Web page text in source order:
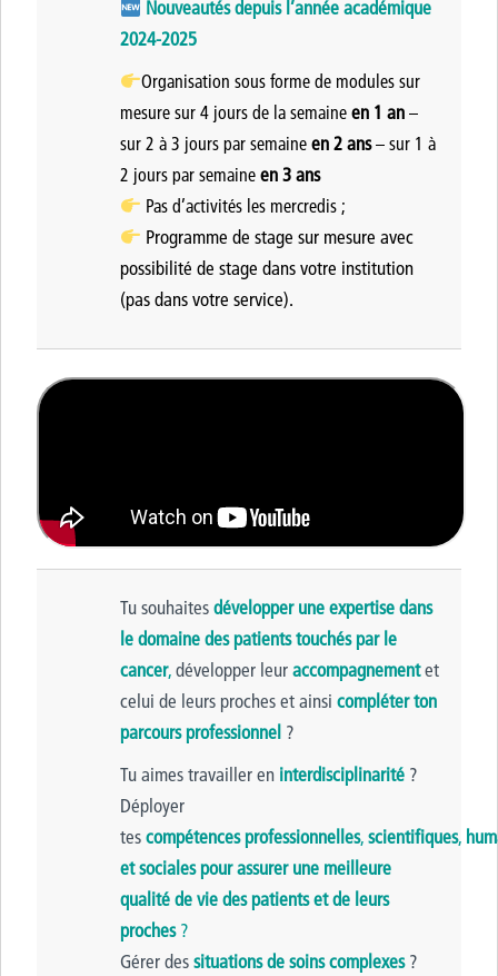
Nouveautés depuis l’année académique
2024-2025
Organisation sous forme de modules sur
mesure sur 4 jours de la semaine en 1 an –
sur 2 à 3 jours par semaine en 2 ans – sur 1 à
2 jours par semaine en 3 ans
Pas d’activités les mercredis ;
Programmede stage sur mesureavec
possibilité de stage dans votre institution
(pas dans votre service).
Tu souhaitesdévelopper une expertise dans
le domaine des patients touchés par le
cancer,développer leuraccompagnementet
celui de leurs proches et ainsi compléter ton
parcours professionnel ?
Tu aimes travailler en interdisciplinarité ?
Déployer
tescompétencesprofessionnelles,scientifiques,
et socialespour assurer une meilleure
qualité de vie des patients et de leurs
proches?
Gérer dessituations de soins complexes?